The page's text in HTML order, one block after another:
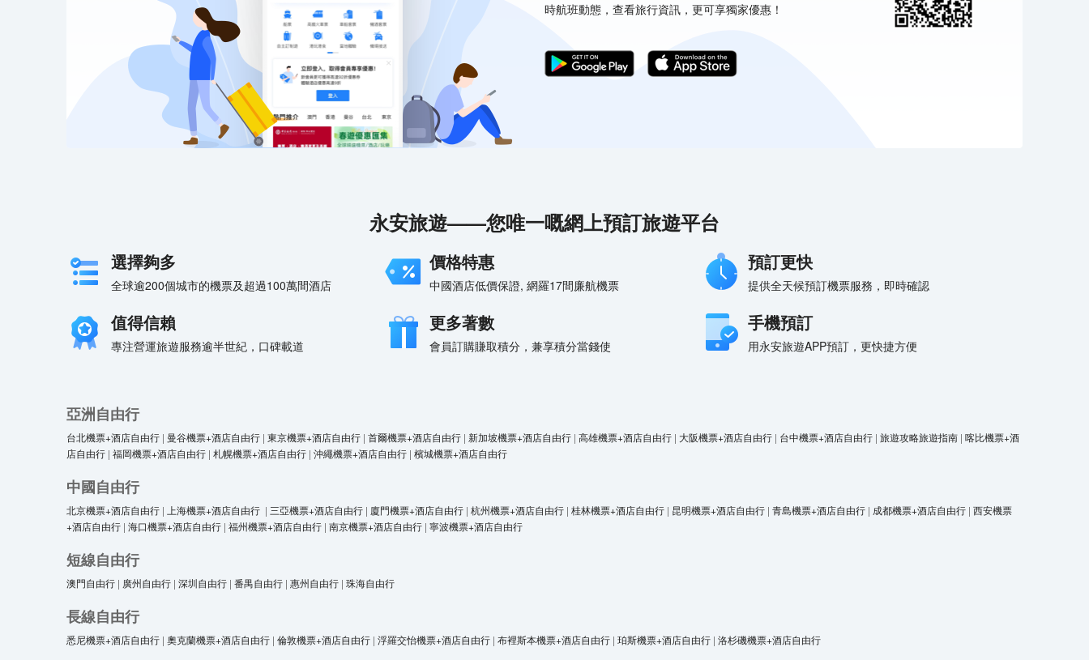
時航班動態，查看旅行資訊，更可享獨家優惠！
永安旅遊——您唯一嘅網上預訂旅遊平台
選擇夠多
全球逾200個城市的機票及超過100萬間酒店
價格特惠
中國酒店低價保證, 網羅17間廉航機票
預訂更快
提供全天候預訂機票服務，即時確認
值得信賴
專注營運旅遊服務逾半世紀，口碑載道
更多著數
會員訂購賺取積分，兼享積分當錢使
手機預訂
用永安旅遊APP預訂，更快捷方便
亞洲自由行
台北機票+酒店自由行 | 曼谷機票+酒店自由行 | 東京機票+酒店自由行 | 首爾機票+酒店自由行 | 新加坡機票+酒店自由行 | 高雄機票+酒店自由行 | 大阪機票+酒店自由行 | 台中機票+酒店自由行 | 旅遊攻略旅遊指南 | 喀比機票+酒
店自由行 | 福岡機票+酒店自由行 | 札幌機票+酒店自由行 | 沖繩機票+酒店自由行 | 檳城機票+酒店自由行
中國自由行
北京機票+酒店自由行 | 上海機票+酒店自由行 | 三亞機票+酒店自由行 | 廈門機票+酒店自由行 | 杭州機票+酒店自由行 | 桂林機票+酒店自由行 | 昆明機票+酒店自由行 | 青島機票+酒店自由行 | 成都機票+酒店自由行 | 西安機票
+酒店自由行 | 海口機票+酒店自由行 | 福州機票+酒店自由行 | 南京機票+酒店自由行 | 寧波機票+酒店自由行
短線自由行
澳門自由行 | 廣州自由行 | 深圳自由行 | 番禺自由行 | 惠州自由行 | 珠海自由行
長線自由行
悉尼機票+酒店自由行 | 奧克蘭機票+酒店自由行 | 倫敦機票+酒店自由行 | 浮羅交怡機票+酒店自由行 | 布裡斯本機票+酒店自由行 | 珀斯機票+酒店自由行 | 洛杉磯機票+酒店自由行